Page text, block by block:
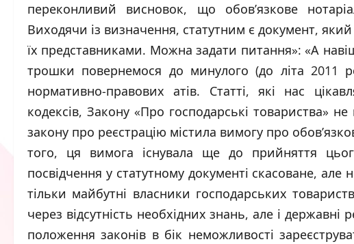
переконливий висновок, що обов’язкове
Виходячи із визначення, статутним є документ,
їх представниками. Можна задати питання»: «А
трошки повернемося до минулого (до літа 2011
нормативно-правових атів. Статті, які нас
кодексів, Закону «Про господарські товариства»
закону про реєстрацію містила вимогу про
того, ця вимога існувала ще до прийняття
посвідчення у статутному документі скасоване,
тільки майбутні власники господарських
через відсутність необхідних знань, але і державні
положення законів в бік неможливості